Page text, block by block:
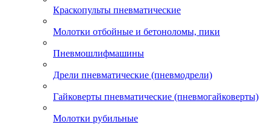
Краскопульты пневматические
Молотки отбойные и бетоноломы, пики
Пневмошлифмашины
Дрели пневматические (пневмодрели)
Гайковерты пневматические (пневмогайковерты)
Молотки рубильные